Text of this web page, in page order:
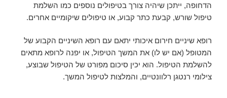
הדחופה, ייתכן שיהיה צורך בטיפולים נוספים כמו השלמת
טיפול שורש, קבעת כתר קבוע, או טיפולים שיקומיים אחרים.
רופא שיניים חירום איכותי יתאם עם רופא השיניים הקבוע של
המטופל (אם יש לו) את המשך הטיפול, או יפנה לרופא מתאים
להשלמת הטיפול. הוא יכין סיכום מפורט של הטיפול שבוצע,
צילומי רנטגן רלוונטיים, והמלצות לטיפול המשך.